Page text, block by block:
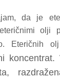
da je
olji
Eteričnih olj